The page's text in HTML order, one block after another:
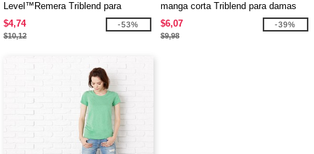
Level™Remera Triblend para
mujeres
$4,74
$10,12
-53%
manga corta Triblend para damas
$6,07
$9,98
-39%